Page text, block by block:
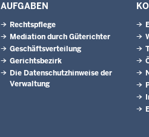
AUFGABEN
Rechtspflege
Mediation durch Güterichter
Geschäftsverteilung
Gerichtsbezirk
Die Datenschutzhinweise der
Verwaltung